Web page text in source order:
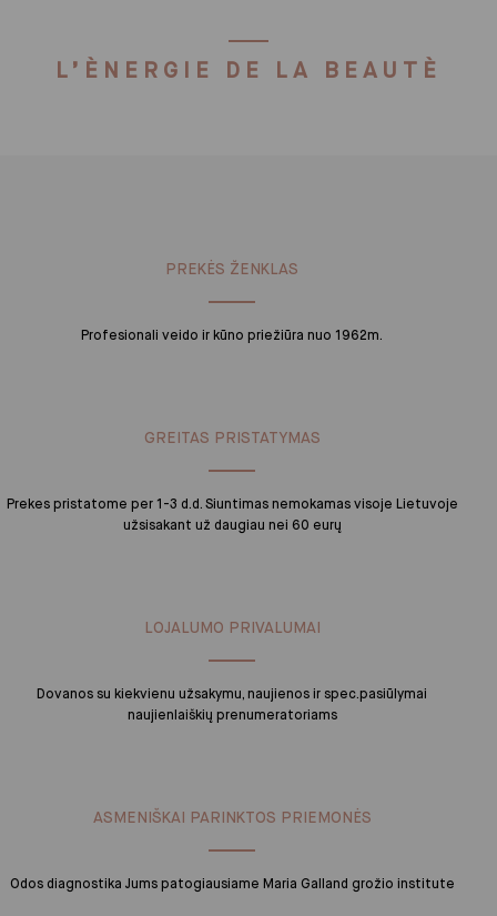
L’ÈNERGIE DE LA BEAUTÈ
PREKĖS ŽENKLAS
Profesionali veido ir kūno priežiūra nuo 1962m.
GREITAS PRISTATYMAS
Prekes pristatome per 1-3 d.d. Siuntimas nemokamas visoje Lietuvoje
užsisakant už daugiau nei 60 eurų
LOJALUMO PRIVALUMAI
Dovanos su kiekvienu užsakymu, naujienos ir spec.pasiūlymai
naujienlaiškių prenumeratoriams
ASMENIŠKAI PARINKTOS PRIEMONĖS
Odos diagnostika Jums patogiausiame Maria Galland grožio institute